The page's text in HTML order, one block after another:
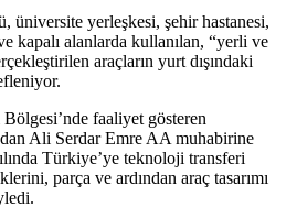
üniversite yerleşkesi, şehir hastanesi,
kapalı alanlarda kullanılan, “yerli ve
araçların yurt dışındaki
faaliyet gösteren
Ali Serdar Emre AA muhabirine
Türkiye’ye teknoloji transferi
parça ve ardından araç tasarımı